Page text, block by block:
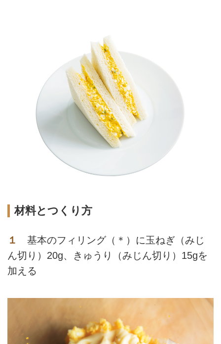
材料とつくり方
１
基本のフィリング（＊）に玉ねぎ（みじ
ん切り）20g、きゅうり（みじん切り）15gを
加える